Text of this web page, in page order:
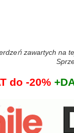
zawartych na
do -20%